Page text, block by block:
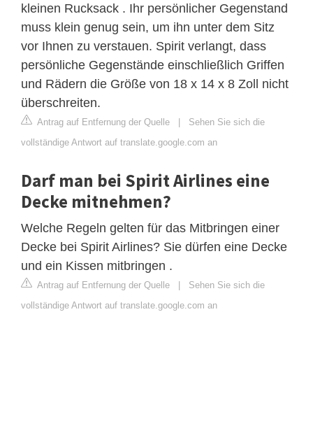
kleinen Rucksack . Ihr persönlicher Gegenstand
muss klein genug sein, um ihn unter dem Sitz
vor Ihnen zu verstauen. Spirit verlangt, dass
persönliche Gegenstände einschließlich Griffen
und Rädern die Größe von 18 x 14 x 8 Zoll nicht
überschreiten.
Antrag auf Entfernung der Quelle | Sehen Sie sich die
vollständige Antwort auf translate.google.com an
Darf man bei Spirit Airlines eine
Decke mitnehmen?
Welche Regeln gelten für das Mitbringen einer
Decke bei Spirit Airlines? Sie dürfen eine Decke
und ein Kissen mitbringen .
Antrag auf Entfernung der Quelle | Sehen Sie sich die
vollständige Antwort auf translate.google.com an